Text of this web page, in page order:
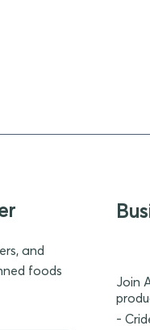
and
foods
Join
-